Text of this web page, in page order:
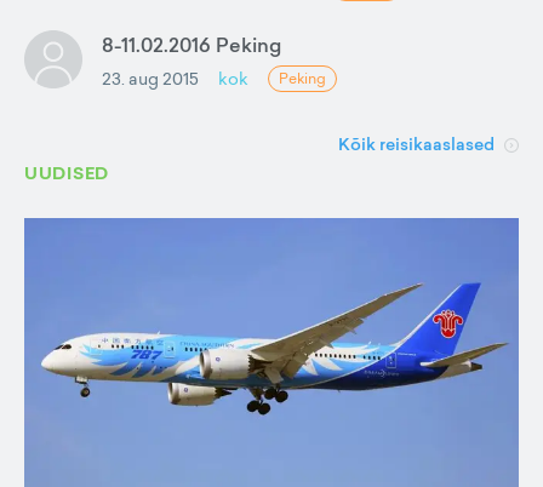
8-11.02.2016 Peking
23. aug 2015 kok Peking
Kõik reisikaaslased
UUDISED